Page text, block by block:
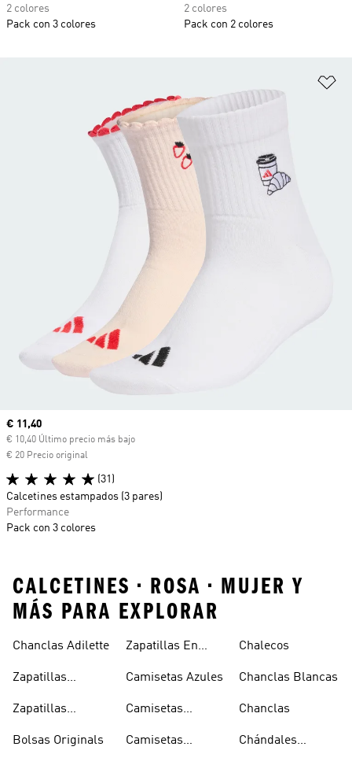
2 colores
Pack con 3 colores
2 colores
Pack con 2 colores
Precio actual
€ 11,40
€ 10,40 Último precio más bajo
€ 20 Precio original
(31)
Calcetines estampados (3 pares)
Performance
Pack con 3 colores
CALCETINES • ROSA • MUJER Y
MÁS PARA EXPLORAR
Chanclas Adilette
Zapatillas
Zapatillas
Blancas
Bolsas Originals
Zapatillas En
Camisetas Azules
Camisetas
Camisetas
Chalecos
Chanclas Blancas
Chanclas
Chándales